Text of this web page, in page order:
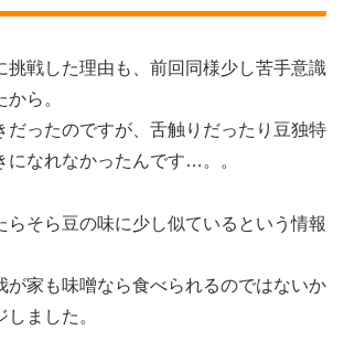
挑戦した理由も、前回同様少し苦手意識
ら。
だったのですが、舌触りだったり豆独特
になれなかったんです…。。
らそら豆の味に少し似ているという情報
が家も味噌なら食べられるのではないか
ました。